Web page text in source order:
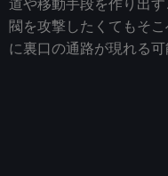
閥を攻撃したくてもそ
に裏口の通路が現れる可